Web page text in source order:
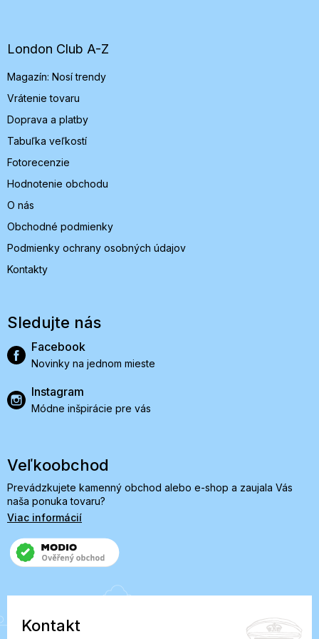
e
London Club A-Z
Magazín: Nosí trendy
Vrátenie tovaru
Doprava a platby
Tabuľka veľkostí
Fotorecenzie
Hodnotenie obchodu
O nás
Obchodné podmienky
Podmienky ochrany osobných údajov
Kontakty
Sledujte nás
Facebook
Novinky na jednom mieste
Instagram
Módne inšpirácie pre vás
Veľkoobchod
Prevádzkujete kamenný obchod alebo e-shop a zaujala Vás
naša ponuka tovaru?
Viac informácií
Kontakt